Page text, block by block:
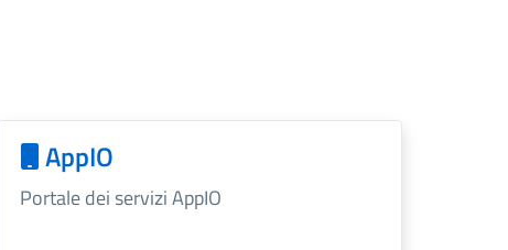
AppIO
Portale dei servizi AppIO